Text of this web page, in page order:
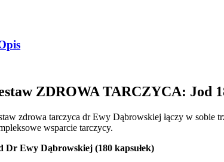
ZDROWA TARCZYCA: Jod
zdrowa tarczyca dr Ewy Dąbrowskiej łączy w sobie
wsparcie tarczycy.
Dr Ewy Dąbrowskiej (180 kapsułek)